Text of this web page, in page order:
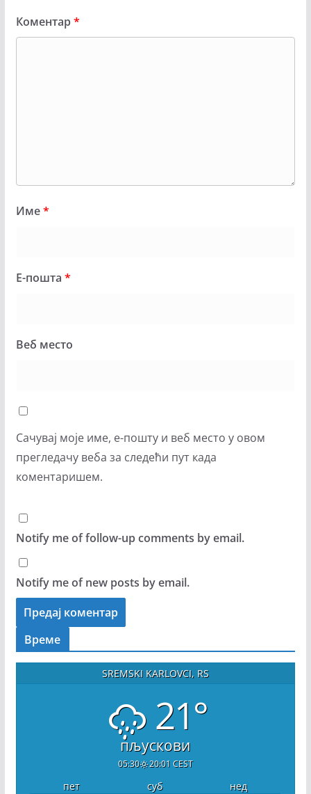
Коментар*
Име*
Е-пошта *
Веб место
Сачувај моје име, е-пошту и веб место у овом
прегледачу веба за следећи пут када
коментаришем.
Notify me of follow-up comments by email.
Notify me of new posts by email.
Време
SREMSKI KARLOVCI, RS
21°
пљускови
05:30 20:01 CEST
пет суб
нед